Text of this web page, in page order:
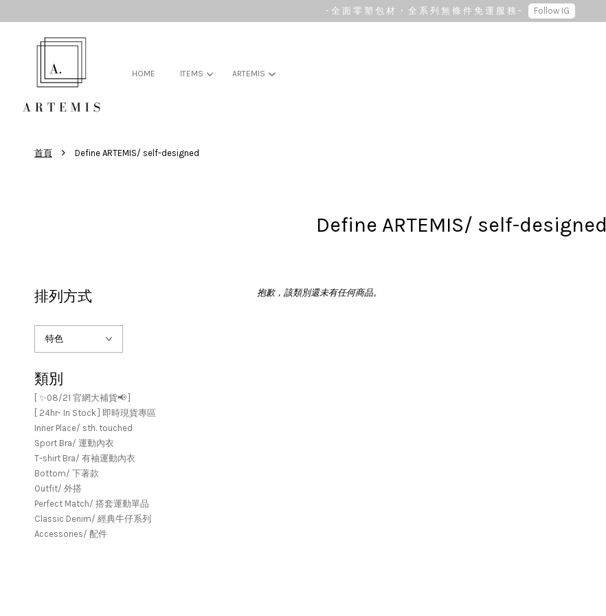
- 全 面 零 塑 包 材 ・ 全 系 列 無 條 件 免 運 服 務 - Follow IG
HOME ITEMS ARTEMIS
首頁 › Define ARTEMIS/ self-designed
Define ARTEMIS/ self-designed
排列方式
類別
[ ✨08/21 官網大補貨📢 ]
[ 24hr- In Stock ] 即時現貨專區
Inner Place/ sth. touched
Sport Bra/ 運動內衣
T-shirt Bra/ 有袖運動內衣
Bottom/ 下著款
Outfit/ 外搭
Perfect Match/ 搭套運動單品
Classic Denim/ 經典牛仔系列
Accessories/ 配件
抱歉，該類別還未有任何商品。